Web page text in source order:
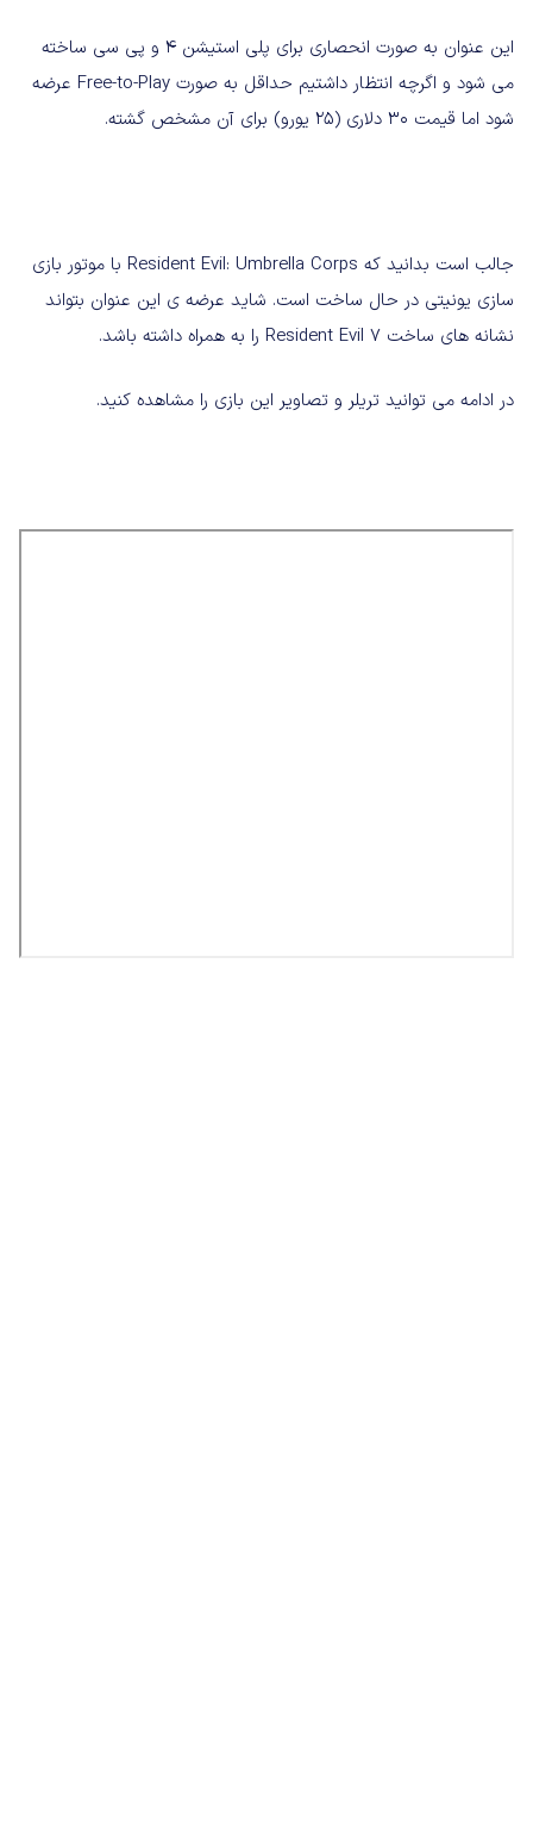
این عنوان به صورت انحصاری برای پلی استیشن 4 و پی سی ساخته
می شود و اگرچه انتظار داشتیم حداقل به صورت Free-to-Play عرضه
شود اما قیمت 30 دلاری (25 یورو) برای آن مشخص گشته.
جالب است بدانید که Resident Evil: Umbrella Corps با موتور بازی
سازی یونیتی در حال ساخت است. شاید عرضه ی این عنوان بتواند
نشانه های ساخت Resident Evil 7 را به همراه داشته باشد.
در ادامه می توانید تریلر و تصاویر این بازی را مشاهده کنید.